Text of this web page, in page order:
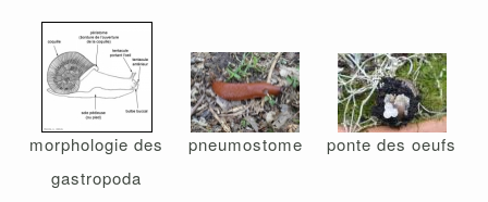
morphologie des
gastropoda
pneumostome ponte des oeufs